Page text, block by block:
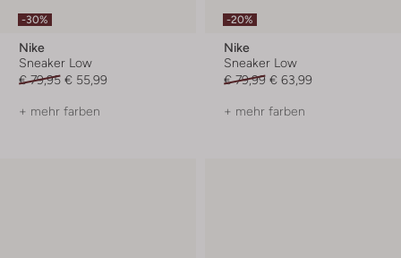
-30%
Nike
Sneaker Low
€ 79,95 € 55,99
+ mehr farben
-20%
Nike
Sneaker Low
€ 79,99 € 63,99
+ mehr farben